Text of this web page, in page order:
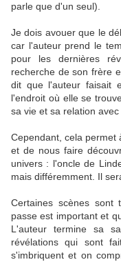
parle que d'un seul).
Je dois avouer que le
car l'auteur prend le
pour les dernières
recherche de son frère
dit que l'auteur faisait
l'endroit où elle se
sa vie et sa relation
Cependant, cela permet
et de nous faire
univers : l'oncle de
mais différemment. Il
Certaines scènes sont
passe est important et
L'auteur termine sa
révélations qui sont
s'imbriquent et on